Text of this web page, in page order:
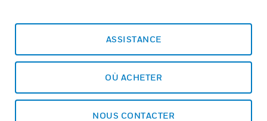
ASSISTANCE
OÙ ACHETER
NOUS CONTACTER